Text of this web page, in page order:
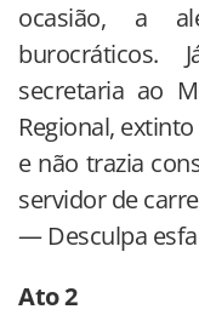
ocasião, a
burocráticos.
secretaria ao
Regional,
e não trazia
servidor de
— Desculpa
Ato 2